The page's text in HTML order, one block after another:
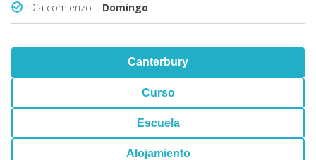
Día comienzo | Domingo
Canterbury
Curso
Escuela
Alojamiento